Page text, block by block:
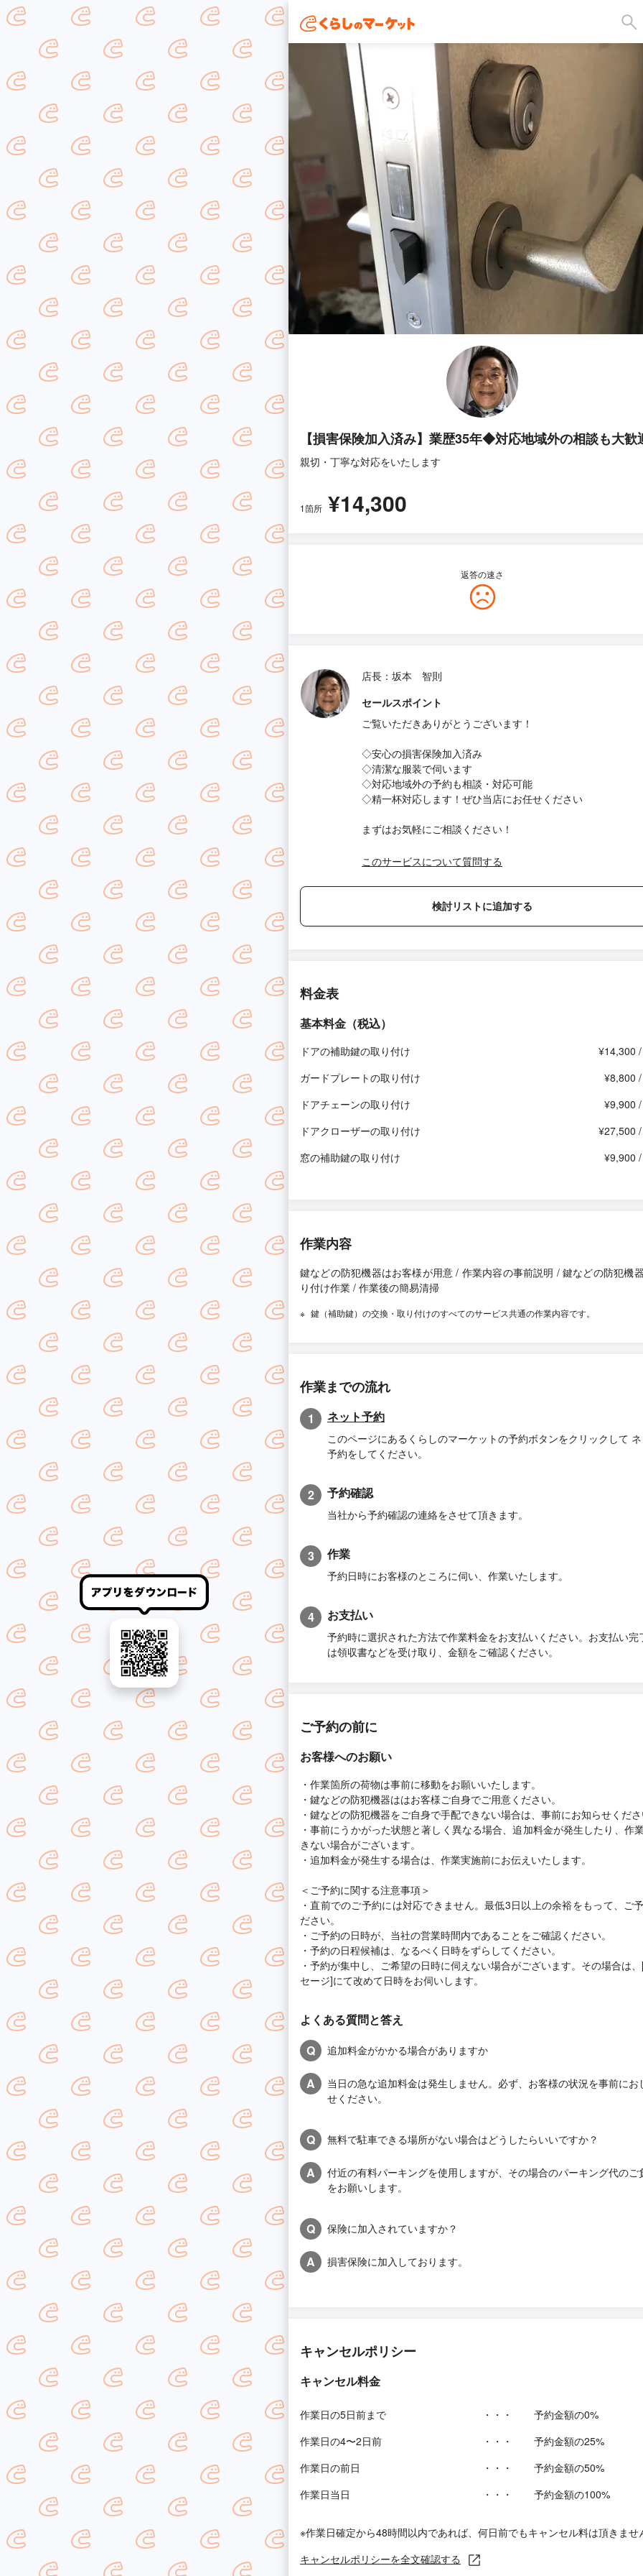
【損害保険加入済み】業歴35年◆対応地域外の相談も大歓
親切・丁寧な対応をいたします
1箇所 ¥14,300
返答の速さ
店長：坂本 智則
セールスポイント
ご覧いただきありがとうございます！
◇安心の損害保険加入済み
◇清潔な服装で伺います
◇対応地域外の予約も相談・対応可能
◇精一杯対応します！ぜひ当店にお任せください
まずはお気軽にご相談ください！
このサービスについて質問する
検討リストに追加する
料金表
基本料金（税込）
ドアの補助鍵の取り付け
¥14,300
ガードプレートの取り付け
¥8,800
ドアチェーンの取り付け
¥9,900
ドアクローザーの取り付け
¥27,500
窓の補助鍵の取り付け
¥9,900
作業内容
鍵などの防犯機器はお客様が用意 / 作業内容の事前説明 / 鍵などの防犯機
り付け作業 / 作業後の簡易清掃
鍵（補助鍵）の交換・取り付けのすべてのサービス共通の作業内容です。
作業までの流れ
1 ネット予約
このページにあるくらしのマーケットの予約ボタンをクリックして
予約をしてください。
2 予約確認
当社から予約確認の連絡をさせて頂きます。
3 作業
予約日時にお客様のところに伺い、作業いたします。
4 お支払い
予約時に選択された方法で作業料金をお支払いください。お支払い完
は領収書などを受け取り、金額をご確認ください。
ご予約の前に
お客様へのお願い
・作業箇所の荷物は事前に移動をお願いいたします。
・鍵などの防犯機器ははお客様ご自身でご用意ください。
・鍵などの防犯機器をご自身で手配できない場合は、事前にお知らせくだ
・事前にうかがった状態と著しく異なる場合、追加料金が発生したり、作
きない場合がございます。
・追加料金が発生する場合は、作業実施前にお伝えいたします。
＜ご予約に関する注意事項＞
・直前でのご予約には対応できません。最低3日以上の余裕をもって、ご
ださい。
・ご予約の日時が、当社の営業時間内であることをご確認ください。
・予約の日程候補は、なるべく日時をずらしてください。
・予約が集中し、ご希望の日時に伺えない場合がございます。その場合は
セージ]にて改めて日時をお伺いします。
よくある質問と答え
Q
追加料金がかかる場合がありますか
A
当日の急な追加料金は発生しません。必ず、お客様の状況を事前にお
せください。
Q 無料で駐車できる場所がない場合はどうしたらいいですか？
A
付近の有料パーキングを使用しますが、その場合のパーキング代のご
をお願いします。
Q 保険に加入されていますか？
A 損害保険に加入しております。
キャンセルポリシー
キャンセル料金
作業日の5日前まで ・・・
予約金額の0%
作業日の4〜2日前
・・・
予約金額の25%
作業日の前日
・・・
予約金額の50%
作業日当日
・・・ 予約金額の100%
※作業日確定から48時間以内であれば、何日前でもキャンセル料は頂きませ
キャンセルポリシーを全文確認する